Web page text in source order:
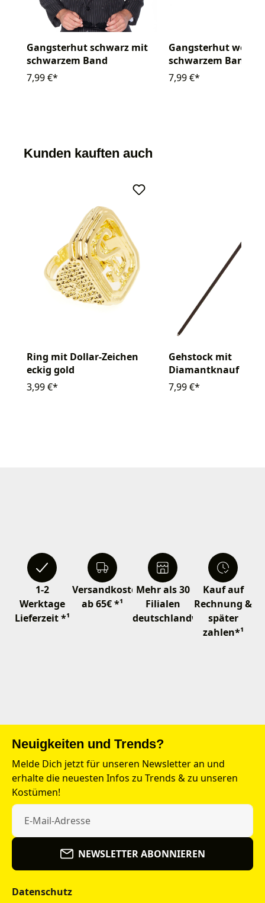
Gangsterhut schwarz mit
schwarzem Band
7,99 €*
Gangsterhut weiß
schwarzem Band
7,99 €*
Kunden kauften auch
Ring mit Dollar-Zeichen
eckig gold
3,99 €*
Gehstock mit
Diamantknauf
7,99 €*
1-2
Werktage
Lieferzeit *¹
Versandkostenfrei
ab 65€ *¹
Mehr als 30
Filialen
deutschlandweit
Kauf auf
Rechnung &
später
zahlen*¹
Neuigkeiten und Trends?
Melde Dich jetzt für unseren Newsletter an und
erhalte die neuesten Infos zu Trends & zu unseren
Kostümen!
NEWSLETTER ABONNIEREN
Datenschutz